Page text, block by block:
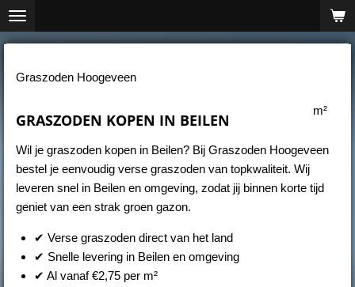
Ga
direct
deGraszoden Hoogeveen
GRASZODEN KOPEN IN BEILEN
Wil je graszoden kopen in Beilen? Bij Graszoden Hoogeveen
bestel je eenvoudig verse graszoden van topkwaliteit. Wij
leveren snel in Beilen en omgeving, zodat jij binnen korte tijd
geniet van een strak groen gazon.
✔ Verse graszoden direct van het land
✔ Snelle levering in Beilen en omgeving
✔ Al vanaf €2,75 per m²
m²